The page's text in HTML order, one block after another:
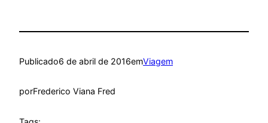
Publicado6 de abril de 2016emViagem
porFrederico Viana Fred